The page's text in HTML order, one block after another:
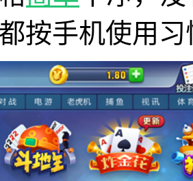
按手机使用